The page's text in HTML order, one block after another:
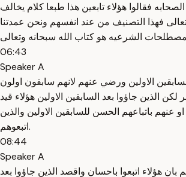
فقالوا هؤلاء تابعين هذا طبعا كلام يخالف
فهذا التصنيف من عند انفسهم ونحن عمدتنا
06:43
Speaker A
الاولين ورضي عنهم لانهم سابقون اولون
الذين جاؤوا بعد السابقين الاولين هؤلاء قيد
عنهم باتباعهم الحسن للسابقين الاولين والذين
اتبعوهم.
08:44
Speaker A
هؤلاء اتبعوا باحسان واقصد الذين جاؤوا بعد